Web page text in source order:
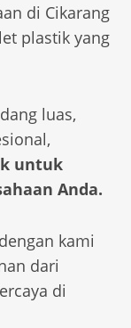
di Cikarang
plastik yang
luas,
untuk
Anda.
kami
dari
di